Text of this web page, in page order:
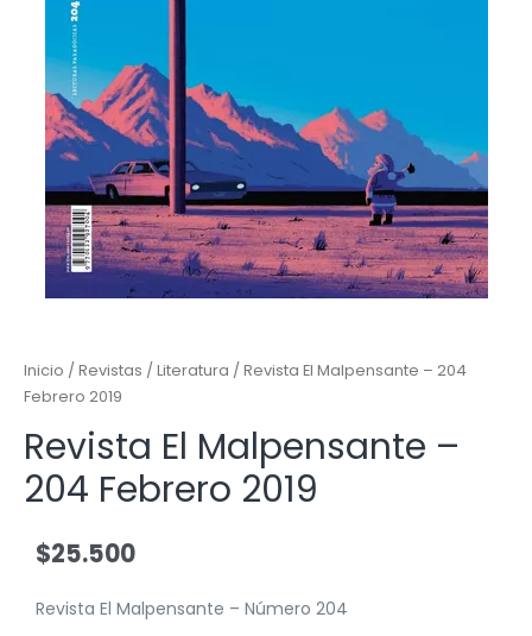
Inicio / Revistas / Literatura / Revista El Malpensante – 204
Febrero 2019
Revista El Malpensante –
204 Febrero 2019
$25.500
Revista El Malpensante – Número 204